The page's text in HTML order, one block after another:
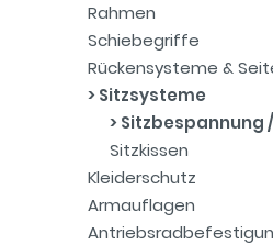
Rahmen
Schiebegriffe
Rückensysteme &
Sitzsysteme
Sitzbespannung
Sitzkissen
Kleiderschutz
Armauflagen